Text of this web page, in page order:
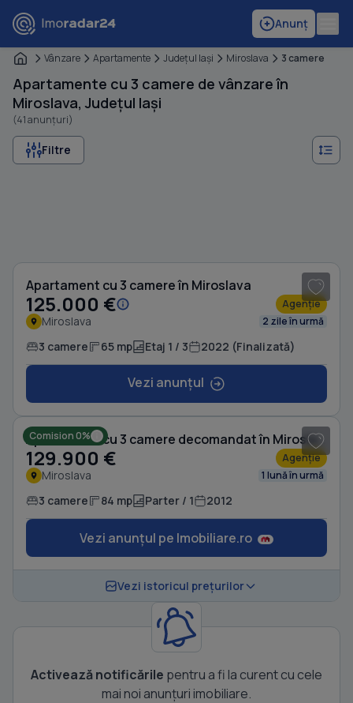
Anunț
Vânzare Apartamente Judeţul Iaşi Miroslava 3 camere
Apartamente cu 3 camere de vânzare în
Miroslava, Județul Iași
(41 anunțuri)
Filtre
Apartament cu 3 camere în Miroslava
125.000 € Agenție
Miroslava 2 zile în urmă
3 camere 65 mp Etaj 1 / 3 2022 (Finalizată)
Vezi anunțul
Comision 0% Apartament cu 3 camere decomandat în Miroslava
129.900 € Agenție
Miroslava 1 lună în urmă
3 camere 84 mp Parter / 1 2012
Vezi anunțul pe Imobiliare.ro
Vezi istoricul prețurilor
Activează notificările pentru a fi la curent cu cele
mai noi anunțuri imobiliare.